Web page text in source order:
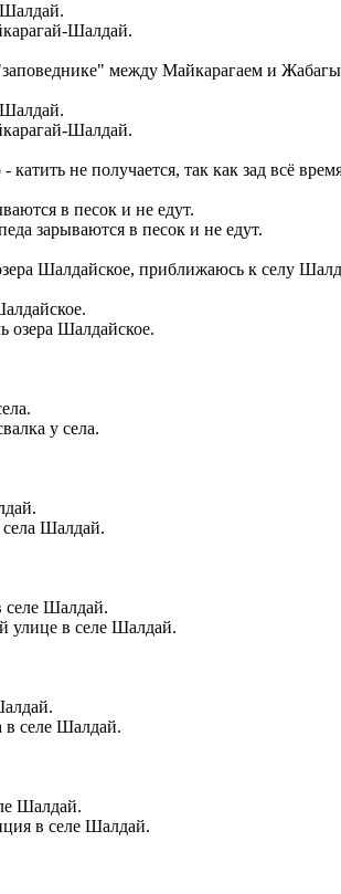
Шалдай.
между Майкарагаем и
Шалдай.
не получается, так как зад всё
зарываются в песок и не едут.
Шалдайское, приближаюсь к селу
озера Шалдайское.
у села.
Шалдай.
улице в селе Шалдай.
селе Шалдай.
в селе Шалдай.